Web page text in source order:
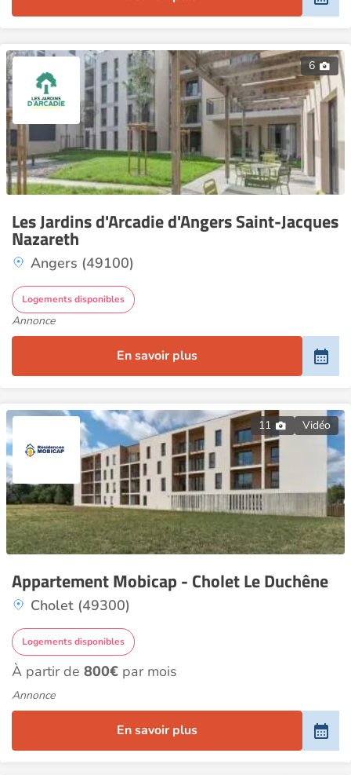
6
Les Jardins d'Arcadie d'Angers Saint-Jacques
Nazareth
Angers (49100)
Logements disponibles
Annonce
En savoir plus
11 Vidéo
Appartement Mobicap - Cholet Le Duchêne
Cholet (49300)
Logements disponibles
À partir de 800€ par mois
Annonce
En savoir plus